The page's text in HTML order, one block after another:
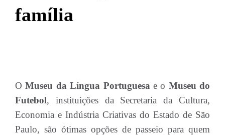
família
OMuseu da Língua Portuguesa e o Museu do
Futebol, instituições da Secretaria da Cultura,
Economia e Indústria Criativas do Estado de São
Paulo, são ótimas opções de passeio para quem